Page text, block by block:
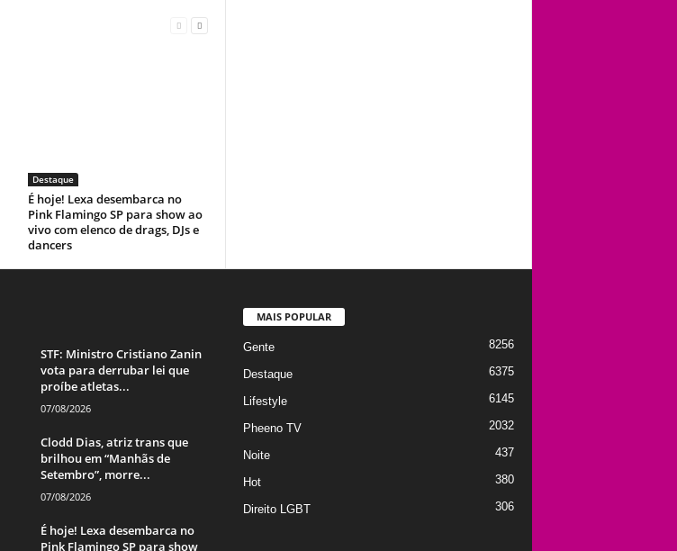
Destaque
É hoje! Lexa desembarca no
Pink Flamingo SP para show ao
vivo com elenco de drags, DJs e
dancers
STF: Ministro Cristiano Zanin
vota para derrubar lei que
proíbe atletas...
07/08/2026
Clodd Dias, atriz trans que
brilhou em “Manhãs de
Setembro”, morre...
07/08/2026
É hoje! Lexa desembarca no
Pink Flamingo SP para show
MAIS POPULAR
Gente 8256
Destaque 6375
Lifestyle 6145
Pheeno TV 2032
Noite 437
Hot 380
Direito LGBT 306